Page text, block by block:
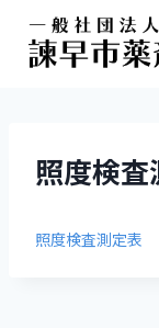
照度検査
照度検査測定表